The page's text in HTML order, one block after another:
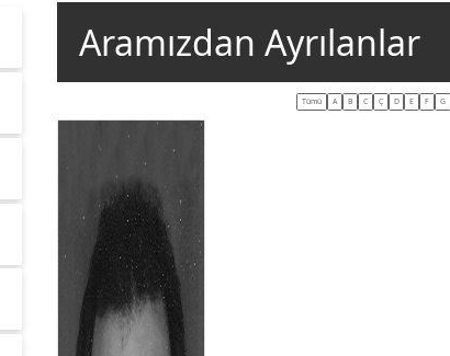
Aramızdan Ayrılanlar
Tümü A B C Ç D E F G